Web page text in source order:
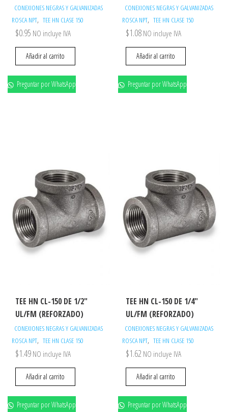
CONEXIONES NEGRAS Y GALVANIZADAS
ROSCA NPT, TEE HN CLASE 150
$0.95 NO incluye IVA
Añadir al carrito
Preguntar por WhatsApp
CONEXIONES NEGRAS Y GALVANIZADAS
ROSCA NPT, TEE HN CLASE 150
$1.08 NO incluye IVA
Añadir al carrito
Preguntar por WhatsApp
TEE HN CL-150 DE 1/2″
UL/FM (REFORZADO)
CONEXIONES NEGRAS Y GALVANIZADAS
ROSCA NPT, TEE HN CLASE 150
$1.49 NO incluye IVA
Añadir al carrito
Preguntar por WhatsApp
TEE HN CL-150 DE 1/4″
UL/FM (REFORZADO)
CONEXIONES NEGRAS Y GALVANIZADAS
ROSCA NPT, TEE HN CLASE 150
$1.62 NO incluye IVA
Añadir al carrito
Preguntar por WhatsApp